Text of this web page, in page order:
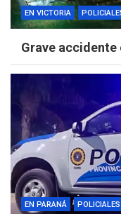
EN VICTORIA
Grave
EN PARANÁ POLICIALES